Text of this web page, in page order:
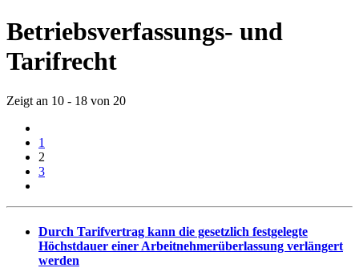
Betriebsverfassungs- und
Tarifrecht
Zeigt an 10 - 18 von 20
1
2
3
Durch Tarifvertrag kann die gesetzlich festgelegte
Höchstdauer einer Arbeitnehmerüberlassung verlängert
werden